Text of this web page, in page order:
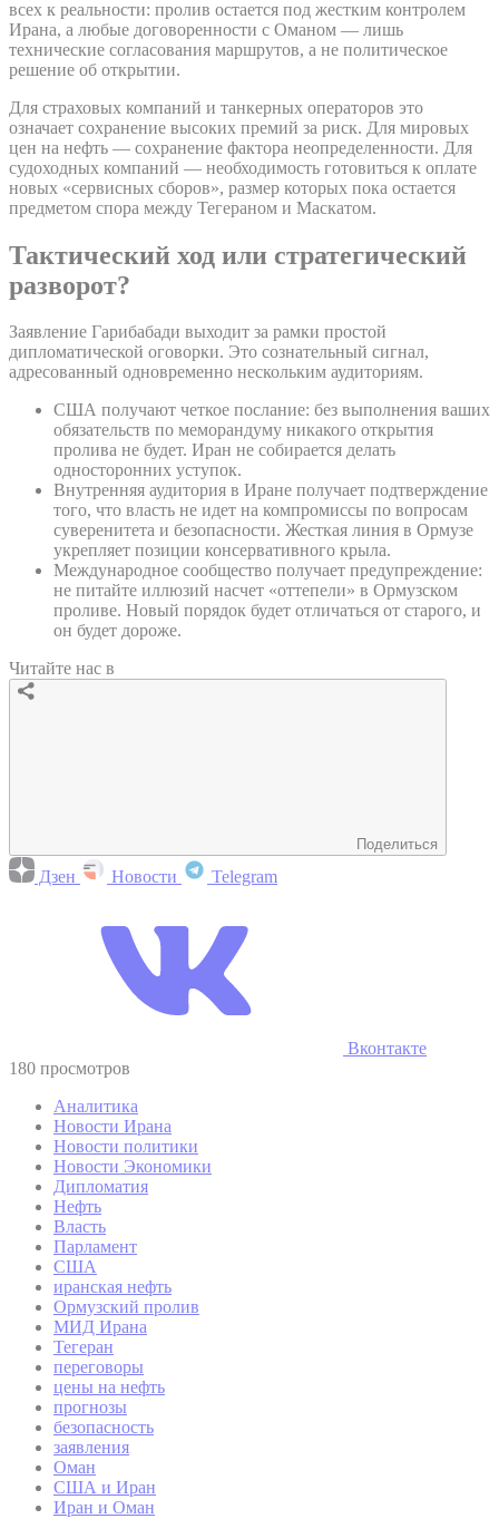
всех к реальности: пролив остается под жестким контролем
Ирана, а любые договоренности с Оманом — лишь
технические согласования маршрутов, а не политическое
решение об открытии.
Для страховых компаний и танкерных операторов это
означает сохранение высоких премий за риск. Для мировых
цен на нефть — сохранение фактора неопределенности. Для
судоходных компаний — необходимость готовиться к оплате
новых «сервисных сборов», размер которых пока остается
предметом спора между Тегераном и Маскатом.
Тактический ход или стратегический
разворот?
Заявление Гарибабади выходит за рамки простой
дипломатической оговорки. Это сознательный сигнал,
адресованный одновременно нескольким аудиториям.
США получают четкое послание: без выполнения ваших
обязательств по меморандуму никакого открытия
пролива не будет. Иран не собирается делать
односторонних уступок.
Внутренняя аудитория в Иране получает подтверждение
того, что власть не идет на компромиссы по вопросам
суверенитета и безопасности. Жесткая линия в Ормузе
укрепляет позиции консервативного крыла.
Международное сообщество получает предупреждение:
не питайте иллюзий насчет «оттепели» в Ормузском
проливе. Новый порядок будет отличаться от старого, и
он будет дороже.
Читайте нас в
Поделиться
Дзен Новости Telegram
Вконтакте
180 просмотров
Аналитика
Новости Ирана
Новости политики
Новости Экономики
Дипломатия
Нефть
Власть
Парламент
США
иранская нефть
Ормузский пролив
МИД Ирана
Тегеран
переговоры
цены на нефть
прогнозы
безопасность
заявления
Оман
США и Иран
Иран и Оман